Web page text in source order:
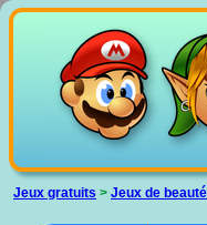
Jeux gratuits > Jeux de beauté
Panneau de gestion des